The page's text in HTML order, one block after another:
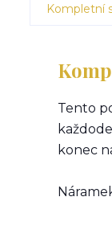
Kompletní
Tento
konec